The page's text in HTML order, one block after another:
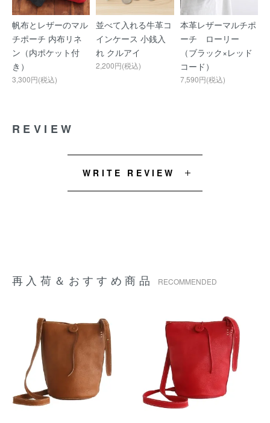
帆布とレザーのマル
チポーチ 内布リネ
ン（内ポケット付
き）
3,300円(税込)
並べて入れる牛革コ
インケース 小銭入
れ クルアイ
2,200円(税込)
本革レザーマルチポ
ーチ ローリー
（ブラック×レッド
コード）
7,590円(税込)
REVIEW
WRITE REVIEW
再入荷＆おすすめ商品 RECOMMENDED